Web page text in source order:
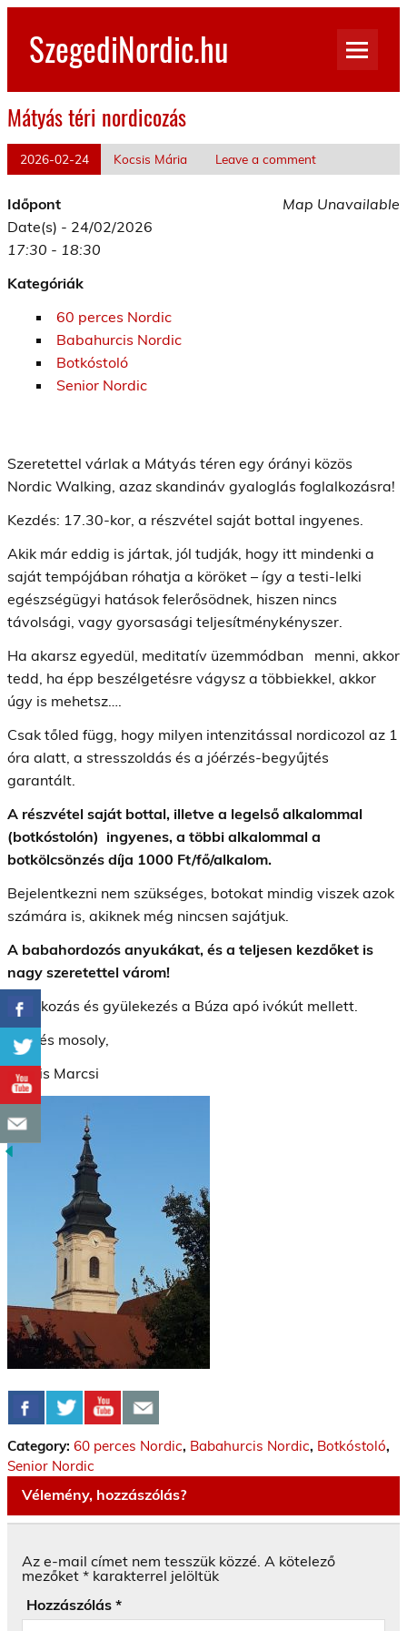
Skip
contentSzegediNordic.hu
Mátyás téri nordicozás
2026-02-24 Kocsis Mária Leave a comment
Map Unavailable
Időpont
Date(s) - 24/02/2026
17:30 - 18:30
Kategóriák
60 perces Nordic
Babahurcis Nordic
Botkóstoló
Senior Nordic
Szeretettel várlak a Mátyás téren egy órányi közös
Nordic Walking, azaz skandináv gyaloglás foglalkozásra!
Kezdés: 17.30-kor, a részvétel saját bottal ingyenes.
Akik már eddig is jártak, jól tudják, hogy itt mindenki a
saját tempójában róhatja a köröket – így a testi-lelki
egészségügyi hatások felerősödnek, hiszen nincs
távolsági, vagy gyorsasági teljesítménykényszer.
Ha akarsz egyedül, meditatív üzemmódban menni, akkor
tedd, ha épp beszélgetésre vágysz a többiekkel, akkor
úgy is mehetsz….
Csak tőled függ, hogy milyen intenzitással nordicozol az 1
óra alatt, a stresszoldás és a jóérzés-begyűjtés
garantált.
A részvétel saját bottal, illetve a legelső alkalommal
(botkóstolón) ingyenes, a többi alkalommal a
botkölcsönzés díja 1000 Ft/fő/alkalom.
Bejelentkezni nem szükséges, botokat mindig viszek azok
számára is, akiknek még nincsen sajátjuk.
A babahordozós anyukákat, és a teljesen kezdőket is
nagy szeretettel várom!
Találkozás és gyülekezés a Búza apó ivókút mellett.
Üdv és mosoly,
Kocsis Marcsi
Category: 60 perces Nordic, Babahurcis Nordic, Botkóstoló,
Senior Nordic
Vélemény, hozzászólás?
Az e-mail címet nem tesszük közzé. A kötelező
mezőket * karakterrel jelöltük
Hozzászólás *